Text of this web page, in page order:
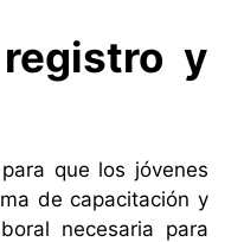
y
que los jóvenes
de capacitación y
necesaria para